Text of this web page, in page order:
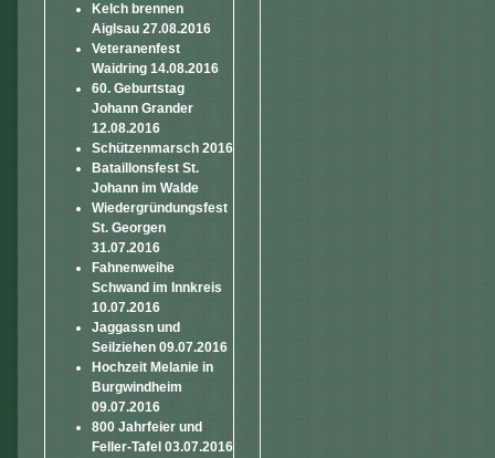
Kelch brennen
Aiglsau 27.08.2016
Veteranenfest
Waidring 14.08.2016
60. Geburtstag
Johann Grander
12.08.2016
Schützenmarsch 2016
Bataillonsfest St.
Johann im Walde
Wiedergründungsfest
St. Georgen
31.07.2016
Fahnenweihe
Schwand im Innkreis
10.07.2016
Jaggassn und
Seilziehen 09.07.2016
Hochzeit Melanie in
Burgwindheim
09.07.2016
800 Jahrfeier und
Feller-Tafel 03.07.2016